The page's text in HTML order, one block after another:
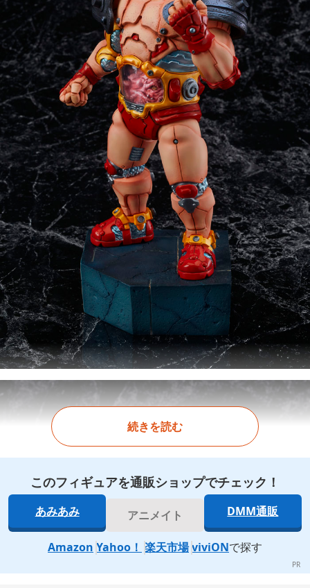
続きを読む
このフィギュアを通販ショップでチェック！
あみあみ アニメイト DMM通販
Amazon Yahoo！ 楽天市場 viviONで探す